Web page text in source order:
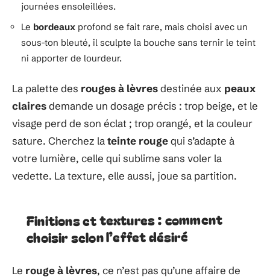
journées ensoleillées.
Le bordeaux profond se fait rare, mais choisi avec un
sous-ton bleuté, il sculpte la bouche sans ternir le teint
ni apporter de lourdeur.
La palette des rouges à lèvresdestinée aux peaux
clairesdemande un dosage précis : trop beige, et le
visage perd de son éclat ; trop orangé, et la couleur
sature. Cherchez lateinte rougequi s’adapte à
votre lumière, celle qui sublime sans voler la
vedette. La texture, elle aussi, joue sa partition.
Finitions et textures : comment
choisir selon l’effet désiré
Le rouge à lèvres, ce n’est pas qu’une affaire de